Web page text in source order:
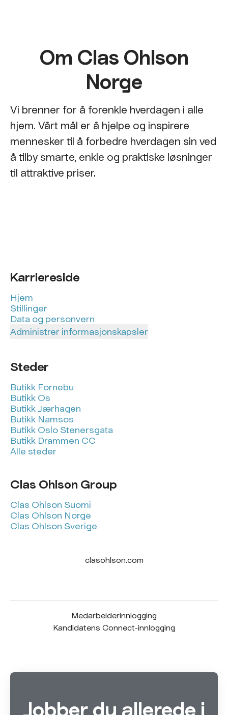
Om Clas Ohlson
Norge
Vi brenner for å forenkle hverdagen i alle
hjem. Vårt mål er å hjelpe og inspirere
mennesker til å forbedre hverdagen sin ved
å tilby smarte, enkle og praktiske løsninger
til attraktive priser.
Karriereside
Hjem
Stillinger
Data og personvern
Administrer informasjonskapsler
Steder
Butikk Fornebu
Butikk Os
Butikk Jærhagen
Butikk Namsos
Butikk Oslo Stenersgata
Butikk Drammen CC
Alle steder
Clas Ohlson Group
Clas Ohlson Suomi
Clas Ohlson Norge
Clas Ohlson Sverige
clasohlson.com
Medarbeiderinnlogging
Kandidatens Connect-innlogging
Jobber du allerede i